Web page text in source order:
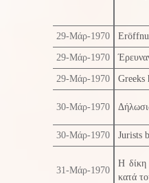
29-Μάρ-1970
29-Μάρ-1970
29-Μάρ-1970 Greeks
30-Μάρ-1970
30-Μάρ-1970 Jurists
31-Μάρ-1970
Η δίκη
κατά